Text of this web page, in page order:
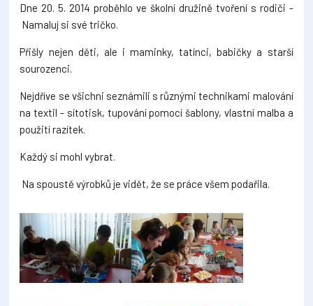
Dne 20. 5. 2014 proběhlo ve školní družině tvoření s rodiči -
Namaluj si své tričko.
Přišly nejen děti, ale i maminky, tatínci, babičky a starší
sourozenci.
Nejdříve se všichni seznámili s různými technikami malování
na textil - sítotisk, tupování pomocí šablony, vlastní malba a
použití razítek.
Každý si mohl vybrat.
Na spoustě výrobků je vidět, že se práce všem podařila.